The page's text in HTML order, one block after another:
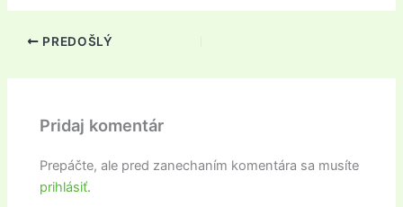
PREDOŠLÝ
Pridaj komentár
Prepáčte, ale pred zanechaním komentára sa musíte
prihlásiť.